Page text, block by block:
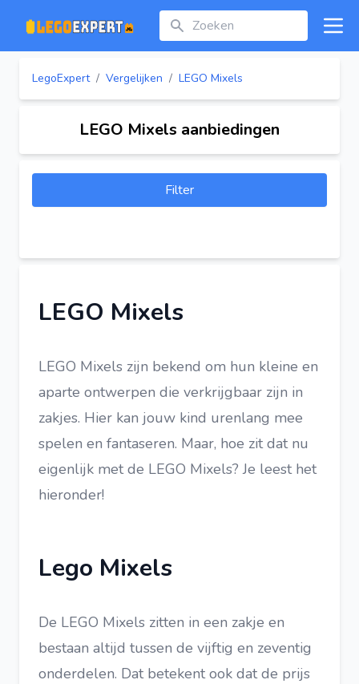
Zoeken
LegoExpert / Vergelijken / LEGO Mixels
LEGO Mixels aanbiedingen
Filter
LEGO Mixels
LEGO Mixels zijn bekend om hun kleine en
aparte ontwerpen die verkrijgbaar zijn in
zakjes. Hier kan jouw kind urenlang mee
spelen en fantaseren. Maar, hoe zit dat nu
eigenlijk met de LEGO Mixels? Je leest het
hieronder!
Lego Mixels
De LEGO Mixels zitten in een zakje en
bestaan altijd tussen de vijftig en zeventig
onderdelen. Dat betekent ook dat de prijs